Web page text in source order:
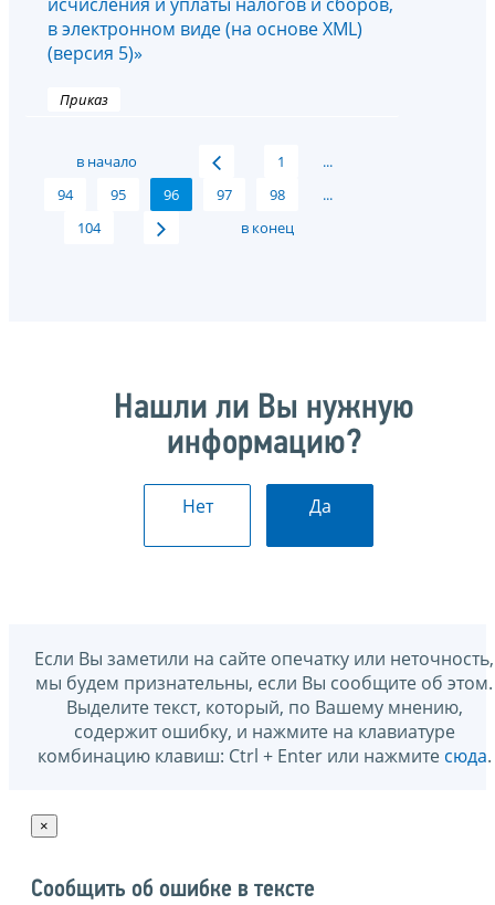
в электронном виде (на основе XML)
(версия 5)»
Приказ
в начало 1
...
94
95 96 97 98
...
104
в конец
Нашли ли Вы нужную
информацию?
Нет Да
Если Вы заметили на сайте опечатку или неточность,
мы будем признательны, если Вы сообщите об этом.
Выделите текст, который, по Вашему мнению,
содержит ошибку, и нажмите на клавиатуре
комбинацию клавиш: Ctrl + Enter или нажмите сюда.
×
Сообщить об ошибке в тексте